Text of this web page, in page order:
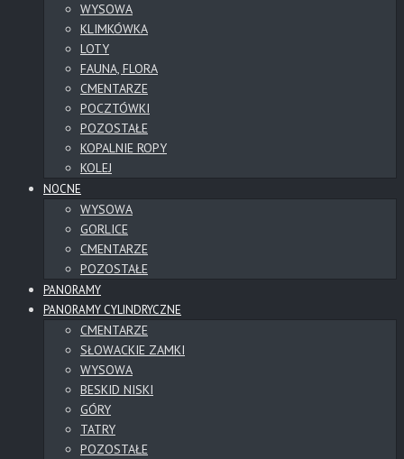
WYSOWA
KLIMKÓWKA
LOTY
FAUNA, FLORA
CMENTARZE
POCZTÓWKI
POZOSTAŁE
KOPALNIE ROPY
KOLEJ
NOCNE
WYSOWA
GORLICE
CMENTARZE
POZOSTAŁE
PANORAMY
PANORAMY CYLINDRYCZNE
CMENTARZE
SŁOWACKIE ZAMKI
WYSOWA
BESKID NISKI
GÓRY
TATRY
POZOSTAŁE